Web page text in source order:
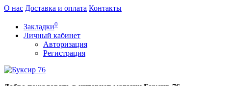
О нас Доставка и оплата Контакты
Закладки0
Личный кабинет
Авторизация
Регистрация